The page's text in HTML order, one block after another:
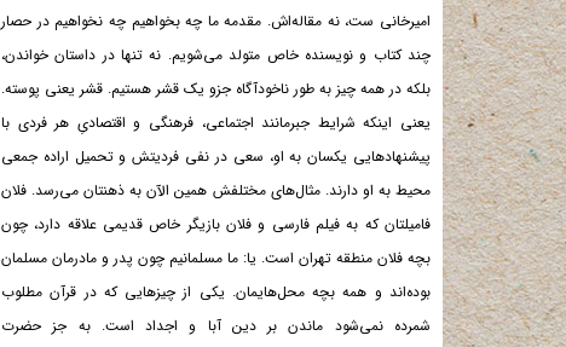
امیرخانی ست، نه مقاله‌اش. مقدمه ما چه بخواهیم چه نخواهیم در حصار
چند کتاب و نویسنده خاص متولد می‌شویم. نه تنها در داستان خواندن،
بلکه در همه چیز به طور ناخودآگاه جزو یک قشر هستیم. قشر یعنی پوسته.
یعنی اینکه شرایط جبرمانند اجتماعی، فرهنگی و اقتصادیِ هر فردی با
پیشنهادهایی یکسان به او، سعی در نفی فردیتش و تحمیل اراده جمعی
محیط به او دارند. مثال‌های مختلفش همین الآن به ذهنتان می‌رسد. فلان
فامیلتان که به فیلم فارسی و فلان بازیگر خاص قدیمی علاقه دارد، چون
بچه فلان منطقه تهران است. یا: ما مسلمانیم چون پدر و مادرمان مسلمان
بوده‌اند و همه بچه محل‌هایمان. یکی از چیزهایی که در قرآن مطلوب
شمرده نمی‌شود ماندن بر دین آبا و اجداد است. به جز حضرت